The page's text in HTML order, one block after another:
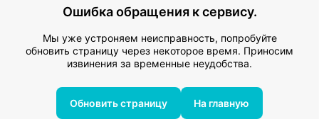
Ошибка обращения к сервису.
Мы уже устроняем неисправность, попробуйте
обновить страницу через некоторое время. Приносим
извинения за временные неудобства.
Обновить страницу На главную